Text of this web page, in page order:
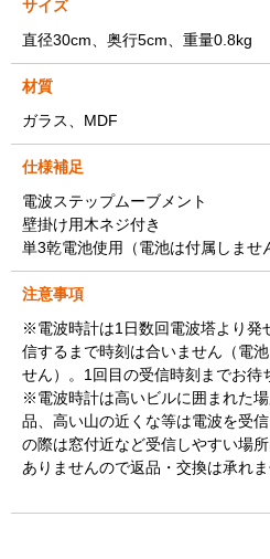
サイズ
直径30cm、奥行5cm、重量0.8kg
材質
ガラス、MDF
仕様補足
電波ステップムーブメント
壁掛け用木ネジ付き
単3乾電池使用（電池は付属しませ
注意事項
※電波時計は1日数回電波塔より発
信するまで時刻は合いません（電
せん）。1回目の受信時刻までお待
※電波時計は高いビルに囲まれた
品、高い山の近くな等は電波を受
の際は窓付近など受信しやすい場
ありませんので返品・交換は承れま